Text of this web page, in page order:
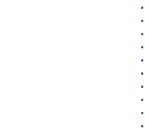
•
•
•
•
•
•
•
•
•
•